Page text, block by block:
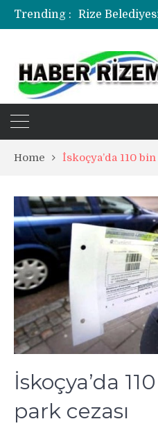
Trending :
Rize
Rize’de
Home İskoçya’da 110
İskoçya’da
park cezası